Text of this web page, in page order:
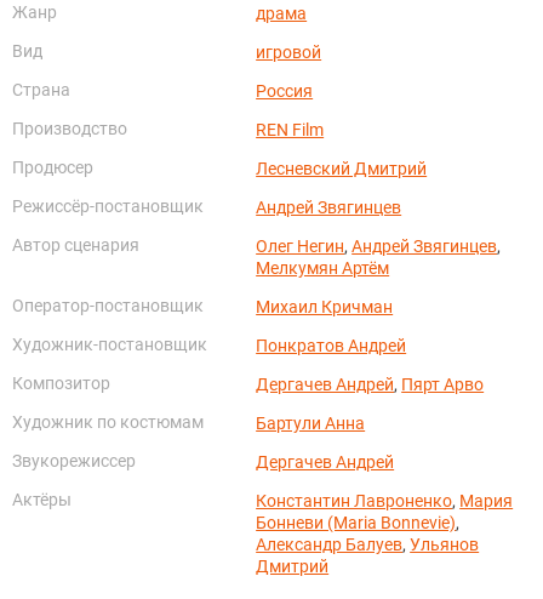
Жанр
драма
Вид
игровой
Страна
Россия
Производство
REN Film
Продюсер
Лесневский Дмитрий
Режиссёр-постановщик
Андрей Звягинцев
Автор сценария
Олег Негин,Андрей Звягинцев,
Мелкумян Артём
Оператор-постановщик
Михаил Кричман
Художник-постановщик
Понкратов Андрей
Композитор
Дергачев Андрей, Пярт Арво
Художник по костюмам
Бартули Анна
Звукорежиссер
Дергачев Андрей
Актёры
Константин Лавроненко, Мария
Бонневи (Maria Bonnevie),
Александр Балуев,Ульянов
Дмитрий